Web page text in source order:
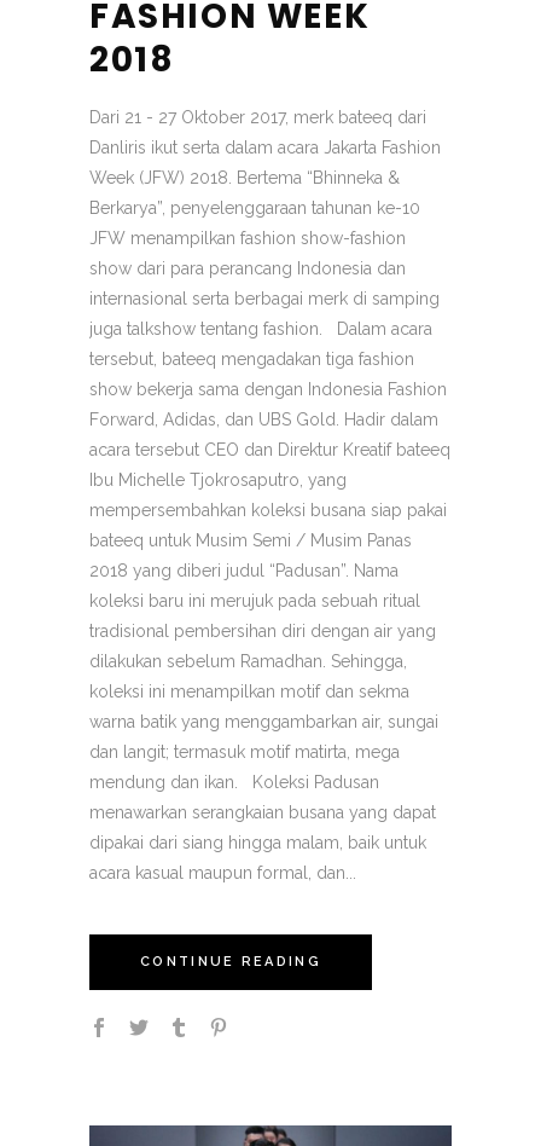
FASHION WEEK
2018
Dari 21 - 27 Oktober 2017, merk bateeq dari
Danliris ikut serta dalam acara Jakarta Fashion
Week (JFW) 2018. Bertema “Bhinneka &
Berkarya”, penyelenggaraan tahunan ke-10
JFW menampilkan fashion show-fashion
show dari para perancang Indonesia dan
internasional serta berbagai merk di samping
juga talkshow tentang fashion. Dalam acara
tersebut, bateeq mengadakan tiga fashion
show bekerja sama dengan Indonesia Fashion
Forward, Adidas, dan UBS Gold. Hadir dalam
acara tersebut CEO dan Direktur Kreatif bateeq
Ibu Michelle Tjokrosaputro, yang
mempersembahkan koleksi busana siap pakai
bateeq untuk Musim Semi / Musim Panas
2018 yang diberi judul “Padusan”. Nama
koleksi baru ini merujuk pada sebuah ritual
tradisional pembersihan diri dengan air yang
dilakukan sebelum Ramadhan. Sehingga,
koleksi ini menampilkan motif dan sekma
warna batik yang menggambarkan air, sungai
dan langit; termasuk motif matirta, mega
mendung dan ikan. Koleksi Padusan
menawarkan serangkaian busana yang dapat
dipakai dari siang hingga malam, baik untuk
acara kasual maupun formal, dan...
CONTINUE READING